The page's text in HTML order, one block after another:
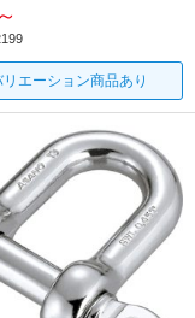
リエーション商品あり